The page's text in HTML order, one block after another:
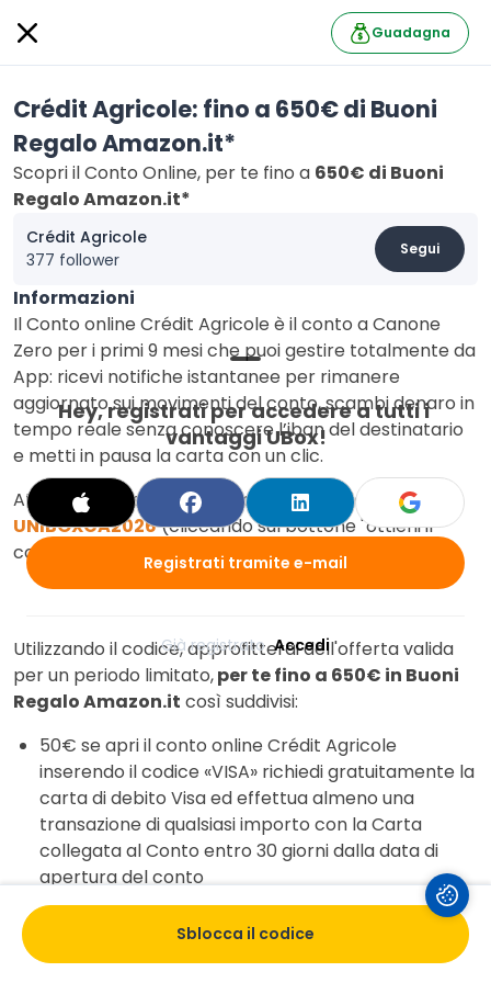
Guadagna
Crédit Agricole: fino a 650€ di Buoni
Regalo Amazon.it*
Scopri il Conto Online, per te fino a 650€ di Buoni
Regalo Amazon.it*
Crédit Agricole
377 follower
Segui
Informazioni
Il Conto online Crédit Agricole è ilconto a Canone
Zero per i primi 9 mesiche puoi gestire totalmente da
App: ricevi notifiche istantanee per rimanere
aggiornato sui movimenti del conto, scambi denaro in
tempo reale senza conoscere l’iban del destinatario
e metti in pausa la carta con un clic.
Attivalo ora inserendo il codice promozionale
UNIBOXCA2026(cliccando sul bottone "ottieni il
codice")
Utilizzando il codice, approfitterai dell'offerta valida
per un periodo limitato,per te fino a 650€ in Buoni
Regalo Amazon.it così suddivisi:
50€ se apri il conto online Crédit Agricole
inserendo il codice «VISA» richiedi gratuitamente la
carta di debito Visa ed effettua almeno una
transazione di qualsiasi importo con la Carta
collegata al Conto entro 30 giorni dalla data di
apertura del conto
100€ se accrediti lo stipendio o la pensione.
Fino a 100€ per le spese effettuate con la carta di
Sblocca il codice
Hey, registrati per accedere a tutti i
vantaggi UBox!
Registrati tramite e-mail
Già registrato Accedi